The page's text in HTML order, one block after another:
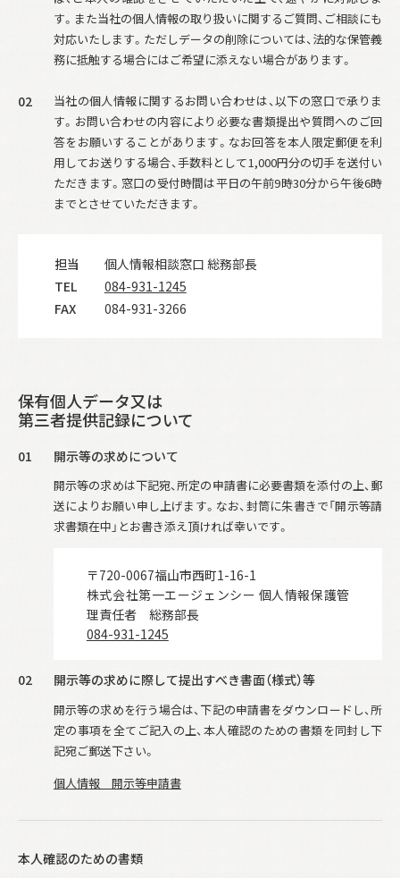
す。また当社の個人情報の取り扱いに関するご質問、ご相談にも
対応いたします。ただしデータの削除については、法的な保管義
務に抵触する場合にはご希望に添えない場合があります。
02
当社の個人情報に関するお問い合わせは、以下の窓口で承りま
す。お問い合わせの内容により必要な書類提出や質問へのご回
答をお願いすることがあります。なお回答を本人限定郵便を利
用してお送りする場合、手数料として1,000円分の切手を送付い
ただきます。窓口の受付時間は平日の午前9時30分から午後6時
までとさせていただきます。
担当
個人情報相談窓口 総務部長
TEL
084-931-1245
FAX
084-931-3266
保有個人データ又は
第三者提供記録について
01 開示等の求めについて
開示等の求めは下記宛、所定の申請書に必要書類を添付の上、郵
送によりお願い申し上げます。 なお、封筒に朱書きで「開示等請
求書類在中」とお書き添え頂ければ幸いです。
〒720-0067福山市西町1-16-1
株式会社第一エージェンシー 個人情報保護管
理責任者 総務部長
084-931-1245
02 開示等の求めに際して提出すべき書面（様式）等
開示等の求めを行う場合は、下記の申請書をダウンロードし、所
定の事項を全てご記入の上、本人確認のための書類を同封し下
記宛ご郵送下さい。
個人情報 開示等申請書
本人確認のための書類